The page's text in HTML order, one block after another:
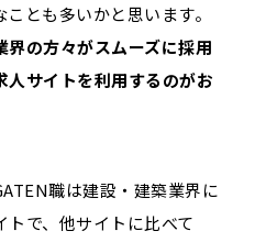
とも多いかと思います。
界の方々がスムーズに採用
人サイトを利用するのがお
職は建設・建築業界に
で、他サイトに比べて